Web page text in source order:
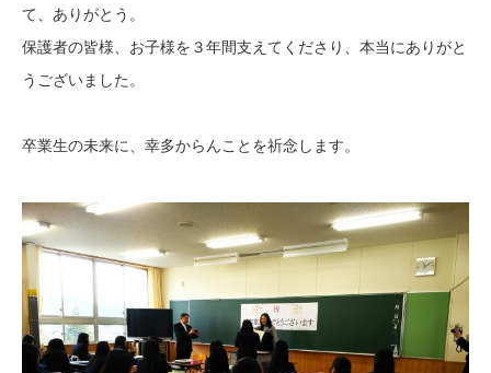
て、ありがとう。
保護者の皆様、お子様を３年間支えてくださり、本当にありがと
うございました。
卒業生の未来に、幸多からんことを祈念します。